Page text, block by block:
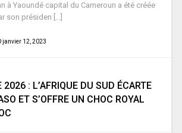
à Yaoundé capital du Cameroun a été créée
son présiden [...]
janvier 12, 2023
2026 : L’AFRIQUE DU SUD ÉCARTE
ET S’OFFRE UN CHOC ROYAL